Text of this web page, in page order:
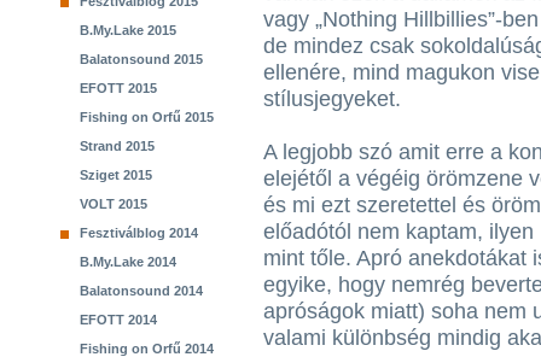
B.My.Lake 2015
Balatonsound 2015
EFOTT 2015
Fishing on Orfű 2015
Strand 2015
Sziget 2015
VOLT 2015
Fesztiválblog 2014
B.My.Lake 2014
Balatonsound 2014
EFOTT 2014
Fishing on Orfű 2014
vagy „Nothing Hillbillies”-
de mindez csak
ellenére, mind magukon
stílusjegyeket.
A legjobb szó amit erre a
elejétől a végéig örömzene
és mi ezt szeretettel és
előadótól nem kaptam,
mint tőle. Apró anekdotákat
egyike, hogy nemrég
apróságok miatt) soha nem
valami különbség mindig